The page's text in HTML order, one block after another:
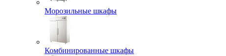
Морозильные шкафы
Комбинированные шкафы